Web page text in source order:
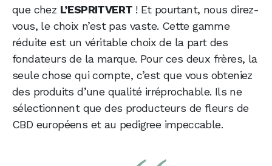
que chez L’ESPRITVERT ! Et pourtant, nous direz-
vous, le choix n’est pas vaste. Cette gamme
réduite est un véritable choix de la part des
fondateurs de la marque. Pour ces deux frères, la
seule chose qui compte, c’est que vous obteniez
des produits d’une qualité irréprochable. Ils ne
sélectionnent que des producteurs de fleurs de
CBD européens et au pedigree impeccable.